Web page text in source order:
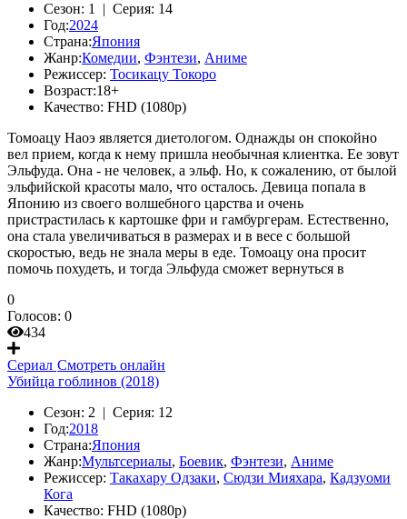
Сезон: 1 | Серия: 14
Год:2024
Страна:Япония
Жанр:Комедии, Фэнтези, Аниме
Режиссер: Тосикацу Токоро
Возраст:18+
Качество: FHD (1080p)
Томоацу Наоэ является диетологом. Однажды он спокойно
вел прием, когда к нему пришла необычная клиентка. Ее зовут
Эльфуда. Она - не человек, а эльф. Но, к сожалению, от былой
эльфийской красоты мало, что осталось. Девица попала в
Японию из своего волшебного царства и очень
пристрастилась к картошке фри и гамбургерам. Естественно,
она стала увеличиваться в размерах и в весе с большой
скоростью, ведь не знала меры в еде. Томоацу она просит
помочь похудеть, и тогда Эльфуда сможет вернуться в
0
Голосов: 0
434
Сериал Смотреть онлайн
Убийца гоблинов (2018)
Сезон: 2 | Серия: 12
Год:2018
Страна:Япония
Жанр:Мультсериалы, Боевик, Фэнтези, Аниме
Режиссер: Такахару Одзаки, Сюдзи Мияхара, Кадзуоми
Кога
Качество: FHD (1080p)